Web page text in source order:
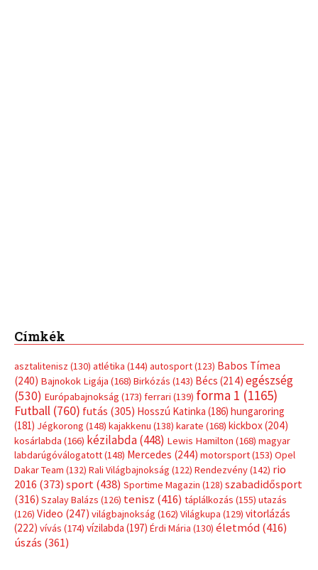
Címkék
asztalitenisz (130) atlétika (144) autosport(123) Babos Tímea
(240) Bajnokok Ligája (168) Birkózás (143) Bécs (214) egészség
(530) Európabajnokság (173) ferrari (139) forma 1 (1165)
Futball (760) futás (305) Hosszú Katinka (186) hungaroring
(181) Jégkorong (148) kajakkenu (138) karate (168) kickbox(204)
kosárlabda (166) kézilabda(448) Lewis Hamilton (168) magyar
labdarúgóválogatott(148) Mercedes (244) motorsport(153) Opel
Dakar Team (132) Rali Világbajnokság (122) Rendezvény(142) rio
2016 (373) sport(438) Sportime Magazin (128) szabadidősport
(316) Szalay Balázs (126) tenisz (416) táplálkozás (155) utazás
(126) Video (247) világbajnokság (162) Világkupa (129) vitorlázás
(222) vívás (174) vízilabda (197) Érdi Mária (130) életmód(416)
úszás (361)